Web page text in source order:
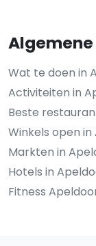
Wat te doen in
Activiteiten in
Beste
Winkels open
Markten in
Hotels in
Fitness